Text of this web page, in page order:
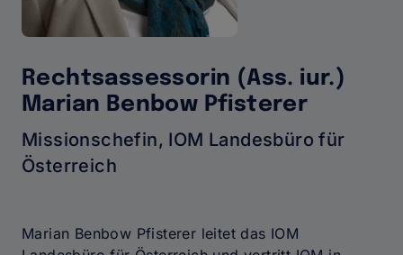
Rechtsassessorin (Ass. iur.)
Marian Benbow Pfisterer
Missionschefin, IOM Landesbüro für
Österreich
Marian Benbow Pfisterer leitet das IOM